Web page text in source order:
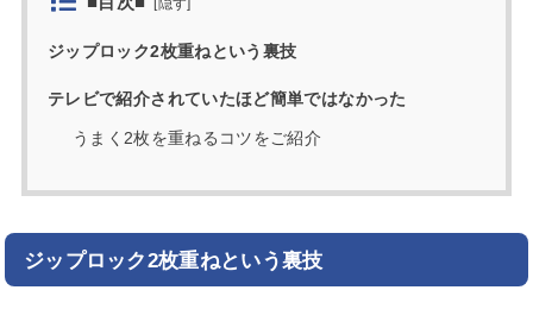
ジップロック2枚重ねという裏技
テレビで紹介されていたほど簡単ではなかった
うまく2枚を重ねるコツをご紹介
ジップロック2枚重ねという裏技